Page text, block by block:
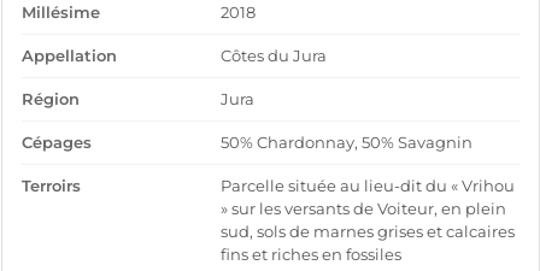
Millésime 2018
Appellation Côtes du Jura
Région Jura
Cépages 50% Chardonnay, 50% Savagnin
Terroirs
Parcelle située au lieu-dit du « Vrihou
» sur les versants de Voiteur, en plein
sud, sols de marnes grises et calcaires
fins et riches en fossiles